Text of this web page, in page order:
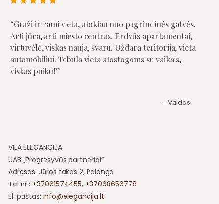
Graži ir rami vieta, atokiau nuo pagrindinės gatvės.
Arti jūra, arti miesto centras. Erdvūs apartamentai,
virtuvėlė, viskas nauja, švaru. Uždara teritorija, vieta
automobiliui. Tobula vieta atostogoms su vaikais,
viskas puiku!
Vaidas
VILA ELEGANCIJA
UAB „Progresyvūs partneriai“
Adresas: Jūros takas 2, Palanga
Tel nr.: +37061574455, +37068656778
El. paštas: info@elegancija.lt